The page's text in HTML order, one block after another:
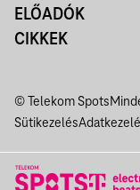
ELŐADÓK
CIKKEK
© Telekom Spots
Sütikezelés